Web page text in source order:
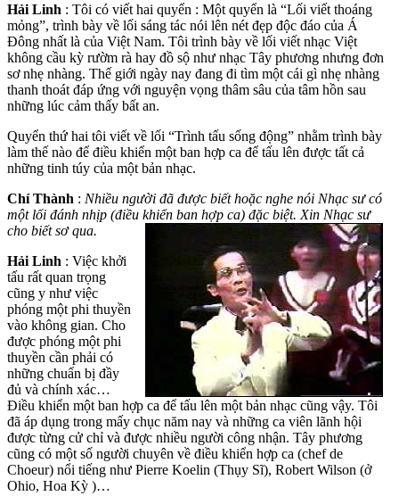
Hải Linh : Tôi có viết hai quyển : Một quyển là “Lối viết thoáng
mỏng”, trình bày về lối sáng tác nói lên nét đẹp độc đáo của Á
Đông nhất là của Việt Nam. Tôi trình bày về lối viết nhạc Việt
không cầu kỳ rườm rà hay đồ sộ như nhạc Tây phương nhưng đơn
sơ nhẹ nhàng. Thế giới ngày nay đang đi tìm một cái gì nhẹ nhàng
thanh thoát đáp ứng với nguyện vọng thâm sâu của tâm hồn sau
những lúc cảm thấy bất an.
Quyển thứ hai tôi viết về lối “Trình tấu sống động” nhằm trình bày
làm thế nào để điều khiển một ban hợp ca để tấu lên được tất cả
những tinh túy của một bản nhạc.
Chí Thành : Nhiều người đã được biết hoặc nghe nói Nhạc sư có
một lối đánh nhịp (điều khiển ban hợp ca) đặc biệt. Xin Nhạc sư
cho biết sơ qua.
Hải Linh : Việc khởi
tấu rất quan trọng
cũng y như việc
phóng một phi thuyền
vào không gian. Cho
được phóng một phi
thuyền cần phải có
những chuẩn bị đầy
đủ và chính xác…
Điều khiển một ban hợp ca để tấu lên một bản nhạc cũng vậy. Tôi
đã áp dụng trong mấy chục năm nay và những ca viên lãnh hội
được từng cử chỉ và được nhiều người công nhận. Tây phương
cũng có một số người chuyên về điều khiển hợp ca (chef de
Choeur) nổi tiếng như Pierre Koelin (Thụy Sĩ), Robert Wilson (ở
Ohio, Hoa Kỳ )…